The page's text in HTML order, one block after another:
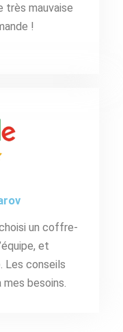
très mauvaise
!
un coffre-
et
Les conseils
besoins.